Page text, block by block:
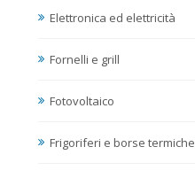
Elettronica ed elettricità
Fornelli e grill
Fotovoltaico
Frigoriferi e borse termiche